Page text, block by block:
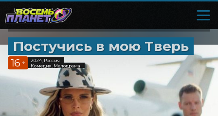
Постучись в мою Тверь
16 +
2024, Россия
Комедия, Мелодрама